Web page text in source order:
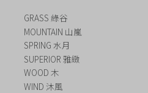
GRASS 綠谷
MOUNTAIN 山嵐
SPRING 水月
SUPERIOR 雅緻
WOOD 木
WIND 沐風